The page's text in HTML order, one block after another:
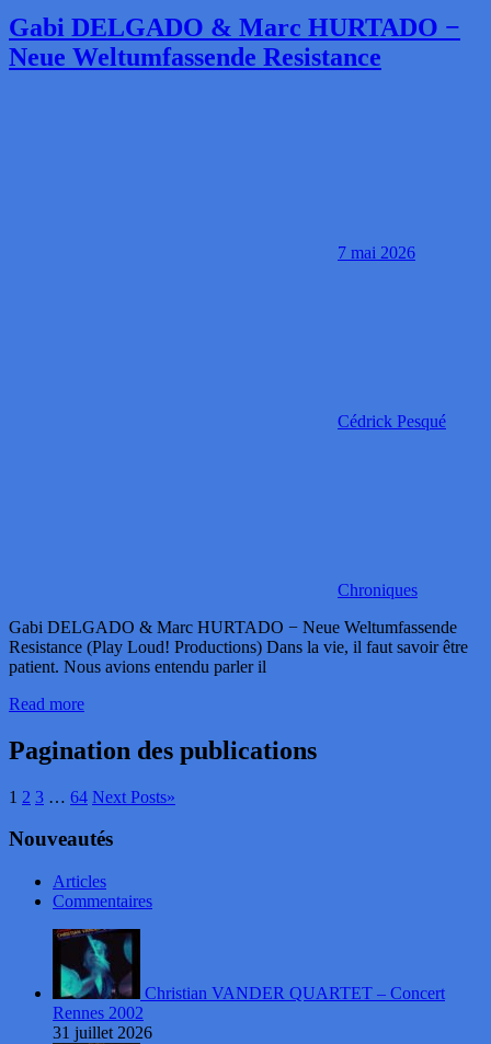
Gabi DELGADO & Marc HURTADO −
Neue Weltumfassende Resistance
7 mai 2026
Cédrick Pesqué
Chroniques
Gabi DELGADO & Marc HURTADO − Neue Weltumfassende
Resistance (Play Loud! Productions) Dans la vie, il faut savoir être
patient. Nous avions entendu parler il
Read more
Pagination des publications
1 2 3 … 64 Next Posts»
Nouveautés
Articles
Commentaires
Christian VANDER QUARTET – Concert
Rennes 2002
31 juillet 2026